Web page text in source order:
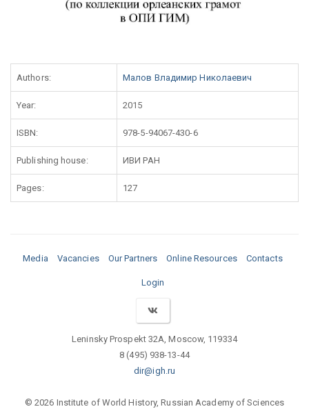
Authors: Малов Владимир Николаевич
Year: 2015
ISBN: 978-5-94067-430-6
Publishing house: ИВИ РАН
Pages: 127
Media Vacancies Our Partners Online Resources Contacts
Login
Leninsky Prospekt 32A, Moscow, 119334
8 (495) 938-13-44
dir@igh.ru
© 2026 Institute of World History, Russian Academy of Sciences